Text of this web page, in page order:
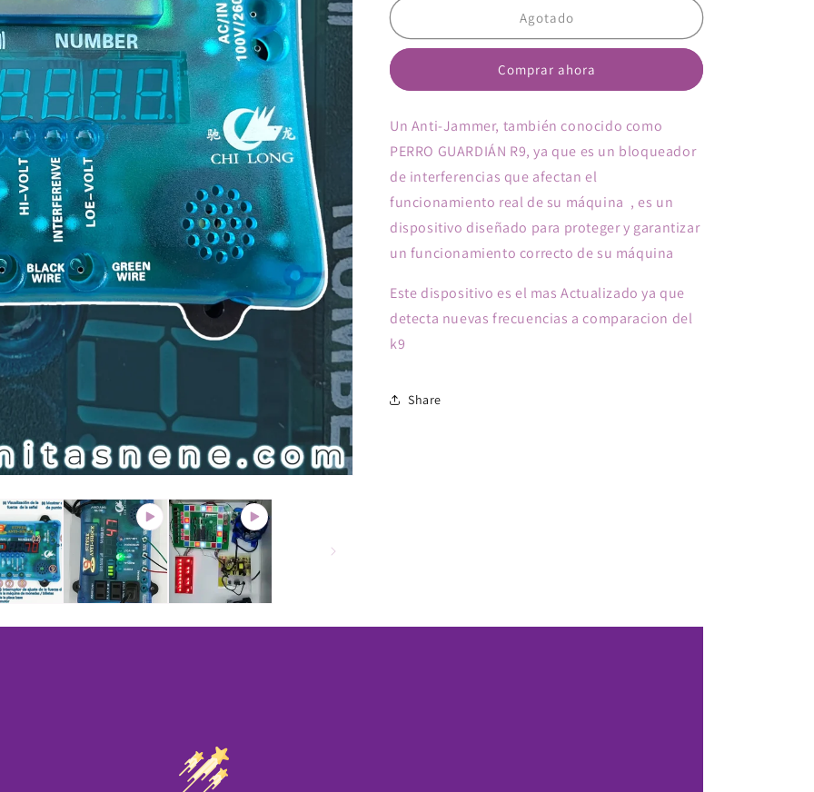
R9
Alarma
R9
Agotado
Comprar ahora
Un Anti-Jammer, también conocido como
PERRO GUARDIÁN R9, ya que es un bloqueador
de interferencias que afectan el
funcionamiento real de su máquina , es un
dispositivo diseñado para proteger y garantizar
un funcionamiento correcto de su máquina
Este dispositivo es el mas Actualizado ya que
detecta nuevas frecuencias a comparacion del
k9
Share
Compra ahora y paga a meses sin
tarjeta de crédito
1 Agrega tu producto al carrito yelige pagar con
Meses sin Tarjeta.
2 En tu cuenta de Mercado Pago,elige la
cantidad de mesesy confirma.
3 Paga mes a mes con saldo disponible, débito u
otros medios.
Crédito sujeto a aprobación.